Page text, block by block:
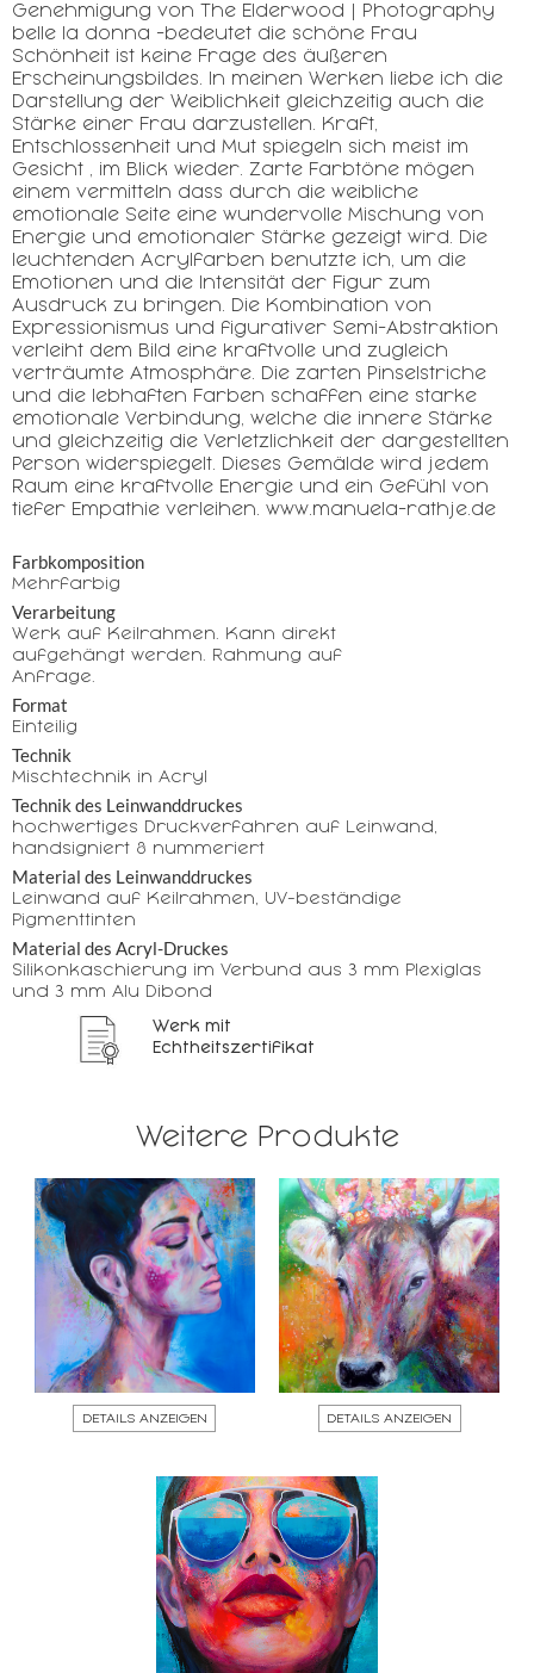
Genehmigung von The Elderwood | Photography
belle la donna -bedeutet die schöne Frau
Schönheit ist keine Frage des äußeren
Erscheinungsbildes. In meinen Werken liebe ich die
Darstellung der Weiblichkeit gleichzeitig auch die
Stärke einer Frau darzustellen. Kraft,
Entschlossenheit und Mut spiegeln sich meist im
Gesicht , im Blick wieder. Zarte Farbtöne mögen
einem vermitteln dass durch die weibliche
emotionale Seite eine wundervolle Mischung von
Energie und emotionaler Stärke gezeigt wird. Die
leuchtenden Acrylfarben benutzte ich, um die
Emotionen und die Intensität der Figur zum
Ausdruck zu bringen. Die Kombination von
Expressionismus und figurativer Semi-Abstraktion
verleiht dem Bild eine kraftvolle und zugleich
verträumte Atmosphäre. Die zarten Pinselstriche
und die lebhaften Farben schaffen eine starke
emotionale Verbindung, welche die innere Stärke
und gleichzeitig die Verletzlichkeit der dargestellten
Person widerspiegelt. Dieses Gemälde wird jedem
Raum eine kraftvolle Energie und ein Gefühl von
tiefer Empathie verleihen. www.manuela-rathje.de
Farbkomposition
Mehrfarbig
Verarbeitung
Werk auf Keilrahmen. Kann direkt
aufgehängt werden. Rahmung auf
Anfrage.
Format
Einteilig
Technik
Mischtechnik in Acryl
Technik des Leinwanddruckes
hochwertiges Druckverfahren auf Leinwand,
handsigniert & nummeriert
Material des Leinwanddruckes
Leinwand auf Keilrahmen, UV-beständige
Pigmenttinten
Material des Acryl-Druckes
Silikonkaschierung im Verbund aus 3 mm Plexiglas
und 3 mm Alu Dibond
Werk mit
Echtheitszertifikat
Weitere Produkte
DETAILS ANZEIGEN DETAILS ANZEIGEN